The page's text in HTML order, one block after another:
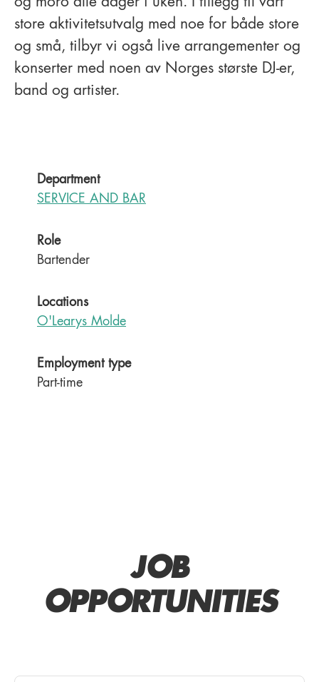
store aktivitetsutvalg med noe for både store
og små, tilbyr vi også live arrangementer og
konserter med noen av Norges største DJ-er,
band og artister.
Department
SERVICE AND BAR
Role
Bartender
Locations
O'Learys Molde
Employment type
Part-time
JOB
OPPORTUNITIES